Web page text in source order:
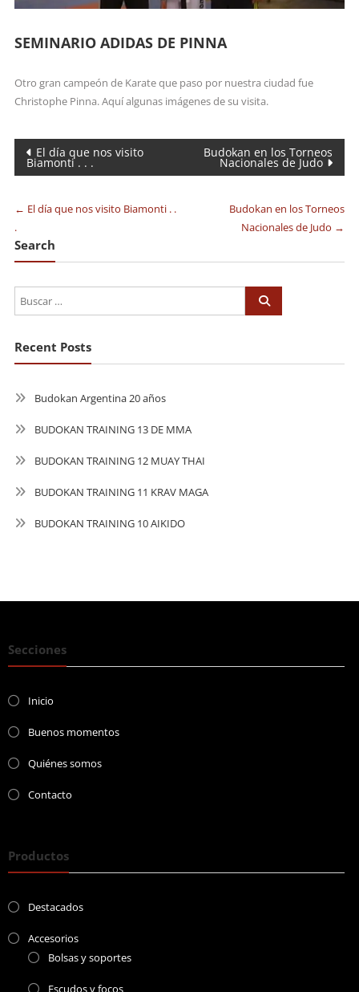
SEMINARIO ADIDAS DE PINNA
Otro gran campeón de Karate que paso por nuestra ciudad fue
Christophe Pinna. Aquí algunas imágenes de su visita.
Navegación
de
entradas
El día que nos visito
Biamonti . . .
Budokan en los Torneos
Nacionales de Judo
← El día que nos visito Biamonti . .
.
Budokan en los Torneos
Nacionales de Judo →
Search
Recent Posts
Budokan Argentina 20 años
BUDOKAN TRAINING 13 DE MMA
BUDOKAN TRAINING 12 MUAY THAI
BUDOKAN TRAINING 11 KRAV MAGA
BUDOKAN TRAINING 10 AIKIDO
Secciones
Inicio
Buenos momentos
Quiénes somos
Contacto
Productos
Destacados
Accesorios
Bolsas y soportes
Escudos y focos